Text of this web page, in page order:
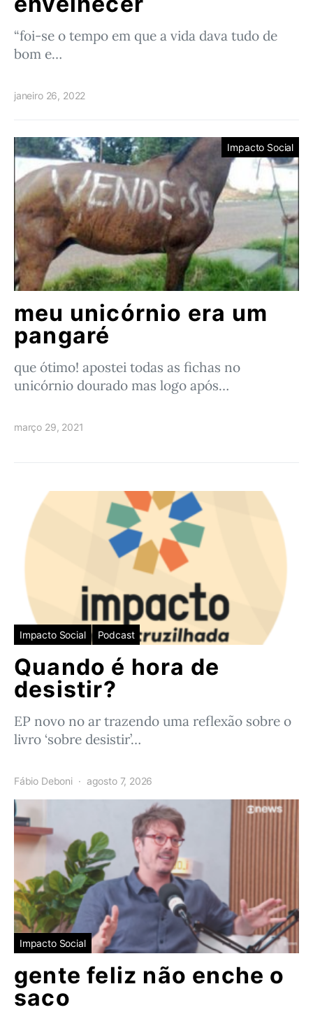
“foi-se o tempo em que a vida dava tudo de
bom e…
janeiro 26, 2022
Impacto Social
meu unicórnio era um
pangaré
que ótimo! apostei todas as fichas no
unicórnio dourado mas logo após…
março 29, 2021
Impacto Social Podcast
Quando é hora de
desistir?
EP novo no ar trazendo uma reflexão sobre o
livro ‘sobre desistir’…
Fábio Deboni agosto 7, 2026
Impacto Social
gente feliz não enche o
saco